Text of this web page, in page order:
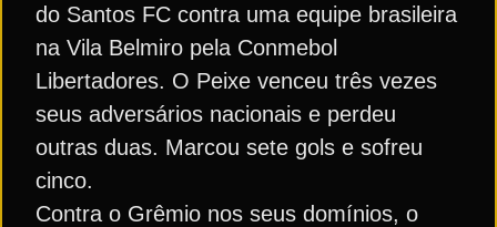
do Santos FC contra uma equipe brasileira
na Vila Belmiro pela Conmebol
Libertadores. O Peixe venceu três vezes
seus adversários nacionais e perdeu
outras duas. Marcou sete gols e sofreu
cinco.
Contra o Grêmio nos seus domínios, o